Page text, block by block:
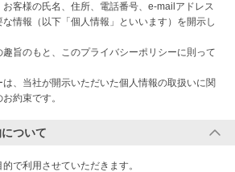
客様の氏名、住所、電話番号、e-mailアドレス
情報（以下「個人情報」といいます）を開示し
旨のもと、このプライバシーポリシーに則って
、当社が開示いただいた個人情報の取扱いに関
ついて
で利用させていただきます。